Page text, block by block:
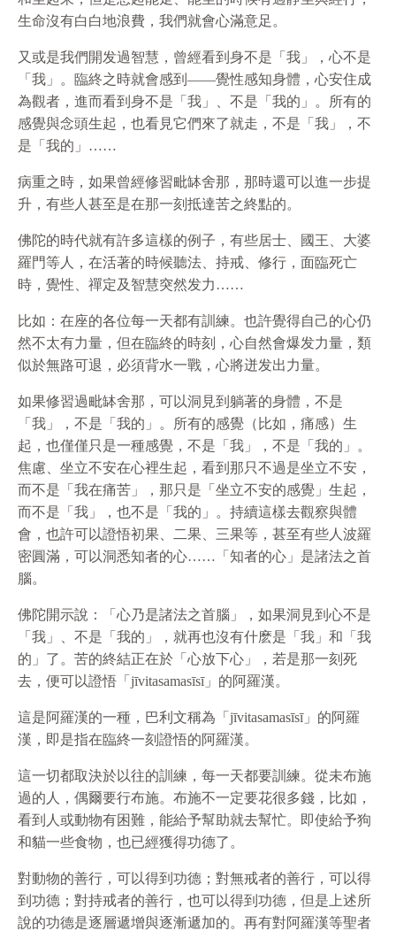
生命沒有白白地浪費，我們就會心滿意足。
又或是我們開发過智慧，曾經看到身不是「我」，心不是
「我」。臨終之時就會感到——覺性感知身體，心安住成
為觀者，進而看到身不是「我」、不是「我的」。所有的
感覺與念頭生起，也看見它們來了就走，不是「我」，不
是「我的」……
病重之時，如果曾經修習毗缽舍那，那時還可以進一步提
升，有些人甚至是在那一刻抵達苦之終點的。
佛陀的時代就有許多這樣的例子，有些居士、國王、大婆
羅門等人，在活著的時候聽法、持戒、修行，面臨死亡
時，覺性、禪定及智慧突然发力……
比如：在座的各位每一天都有訓練。也許覺得自己的心仍
然不太有力量，但在臨終的時刻，心自然會爆发力量，類
似於無路可退，必須背水一戰，心將迸发出力量。
如果修習過毗缽舍那，可以洞見到躺著的身體，不是
「我」，不是「我的」。所有的感覺（比如，痛感）生
起，也僅僅只是一種感覺，不是「我」，不是「我的」。
焦慮、坐立不安在心裡生起，看到那只不過是坐立不安，
而不是「我在痛苦」，那只是「坐立不安的感覺」生起，
而不是「我」，也不是「我的」。持續這樣去觀察與體
會，也許可以證悟初果、二果、三果等，甚至有些人波羅
密圓滿，可以洞悉知者的心……「知者的心」是諸法之首
腦。
佛陀開示說：「心乃是諸法之首腦」，如果洞見到心不是
「我」、不是「我的」，就再也沒有什麽是「我」和「我
的」了。苦的終結正在於 「心放下心」，若是那一刻死
去，便可以證悟「jīvitasamasīsī」的阿羅漢。
這是阿羅漢的一種，巴利文稱為「jīvitasamasīsī」的阿羅
漢，即是指在臨終一刻證悟的阿羅漢。
這一切都取決於以往的訓練，每一天都要訓練。從未布施
過的人，偶爾要行布施。布施不一定要花很多錢，比如，
看到人或動物有困難，能給予幫助就去幫忙。即使給予狗
和貓一些食物，也已經獲得功德了。
對動物的善行，可以得到功德；對無戒者的善行，可以得
到功德；對持戒者的善行，也可以得到功德，但是上述所
說的功德是逐層遞增與逐漸遞加的。再有對阿羅漢等聖者